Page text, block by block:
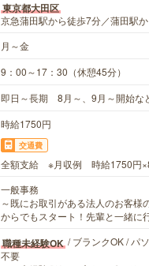
東京都大田区
京急蒲田駅から徒歩7分／蒲田駅
月～金
9：00～17：30（休憩45分）
即日～長期 8月～、9月～開始な
時給1750円
交通費
全額支給 ※月収例 時給1750円
一般事務
～既にお取引がある法人のお客様
からでもスタート！先輩と一緒
職種未経験OK / ブランクOK / パ
不要